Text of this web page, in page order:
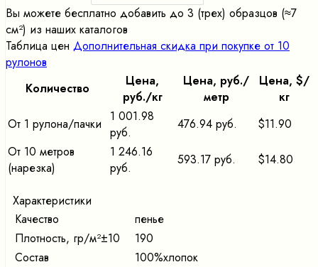
Вы можете бесплатно добавить до 3 (трех) образцов (≈7
cм²) из наших каталогов
Таблица цен Дополнительная скидка при покупке от 10
рулонов
Количество
Цена,
pуб./кг
Цена, pуб./
метр
Цена, $/
кг
От 1 рулона/пачки
1 001.98
руб.
476.94 руб.
$11.90
От 10 метров
(нарезка)
1 246.16
руб.
593.17 руб. $14.80
Характеристики
Качество
пенье
Плотность, гр/м²±10
190
Состав
100%хлопок